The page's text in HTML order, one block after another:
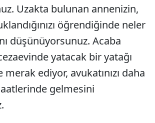
Uzakta bulunan annenizin,
öğrendiğinde neler
düşünüyorsunuz. Acaba
yatacak bir yatağı
merak ediyor, avukatınızı daha
gelmesini